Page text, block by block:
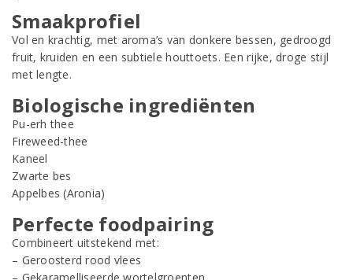
Smaakprofiel
Vol en krachtig, met aroma’s van donkere bessen, gedroogd
fruit, kruiden en een subtiele houttoets. Een rijke, droge stijl
met lengte.
Biologische ingrediënten
Pu-erh thee
Fireweed-thee
Kaneel
Zwarte bes
Appelbes (Aronia)
Perfecte foodpairing
Combineert uitstekend met:
– Geroosterd rood vlees